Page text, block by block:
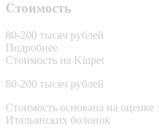
Стоимость
80-200 тысяч рублей
Подробнее
Стоимость на Kinpet
80-200 тысяч рублей
Стоимость основана на оценке
Итальянских болонок